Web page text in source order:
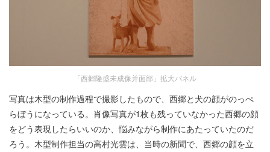
「西郷隆盛未成像并面部」拡大パネル
写真は木型の制作過程で撮影したもので、西郷と犬の顔がのっぺ
らぼうになっている。肖像写真が1枚も残っていなかった西郷の顔
をどう表現したらいいのか、悩みながら制作にあたっていたのだ
ろう。木型制作担当の高村光雲は、当時の新聞で、西郷の顔を立